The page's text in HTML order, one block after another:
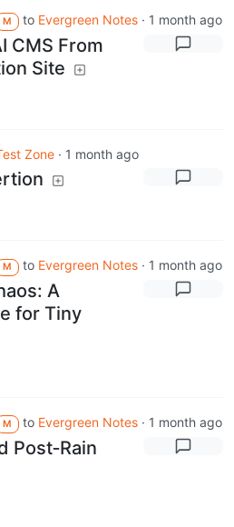
M to Evergreen Notes · 1 month ago
CMS From
Site
Zone · 1 month ago
M to Evergreen Notes · 1 month ago
A
for Tiny
M to Evergreen Notes · 1 month ago
Post‑Rain